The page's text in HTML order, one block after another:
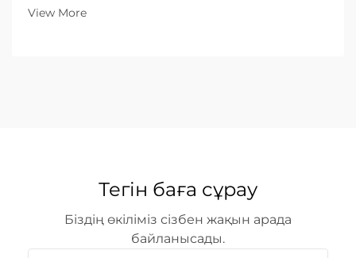
жүйелерді таңдау. Бұл таңдау өндіріс тиімділігіне,
View More
Тегін баға сұрау
Біздің өкіліміз сізбен жақын арада
байланысады.